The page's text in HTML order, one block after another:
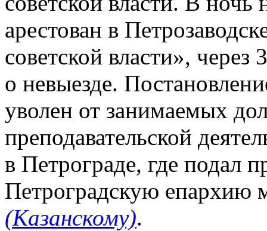
арестован в
советской власти»,
о невыезде.
уволен от занимаемых
преподавательской
в Петрограде, где подал
Петроградскую
(Казанскому).